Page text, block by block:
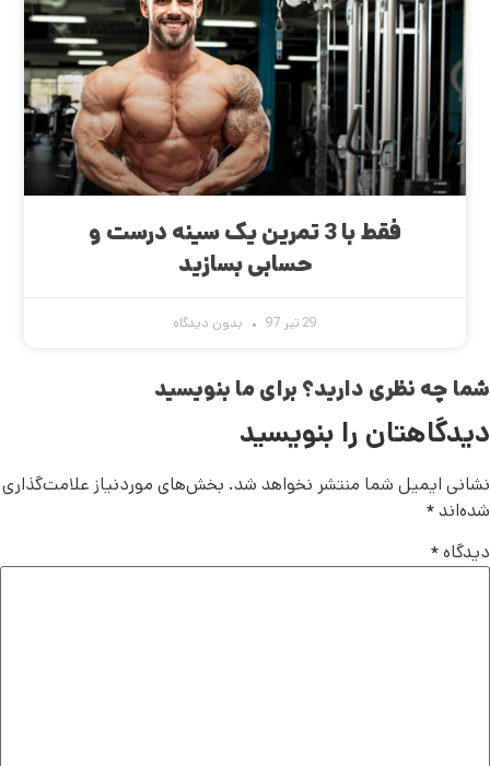
فقط با 3 تمرین یک سینه درست و
حسابی بسازید
29 تیر 97 بدون دیدگاه
شما چه نظری دارید؟ برای ما بنویسید
دیدگاهتان را بنویسید
نشانی ایمیل شما منتشر نخواهد شد. بخش‌های موردنیاز علامت‌گذاری
شده‌اند*
دیدگاه*